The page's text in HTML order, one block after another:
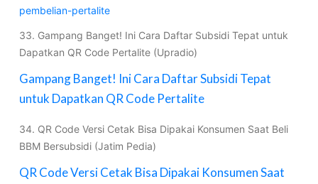
pembelian-pertalite
33. Gampang Banget! Ini Cara Daftar Subsidi Tepat untuk
Dapatkan QR Code Pertalite (Upradio)
Gampang Banget! Ini Cara Daftar Subsidi Tepat
untuk Dapatkan QR Code Pertalite
34. QR Code Versi Cetak Bisa Dipakai Konsumen Saat Beli
BBM Bersubsidi (Jatim Pedia)
QR Code Versi Cetak Bisa Dipakai Konsumen Saat